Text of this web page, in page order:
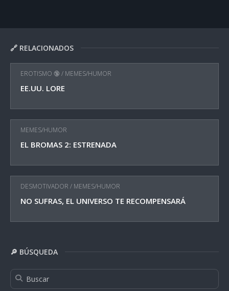
🔗 RELACIONADOS
EROTISMO 🔞/ MEMES/HUMOR
EE.UU. LORE
MEMES/HUMOR
EL BROMAS 2: ESTRENADA
DESMOTIVADOR / MEMES/HUMOR
NO SUFRAS, EL UNIVERSO TE RECOMPENSARÁ
🔎 BÚSQUEDA